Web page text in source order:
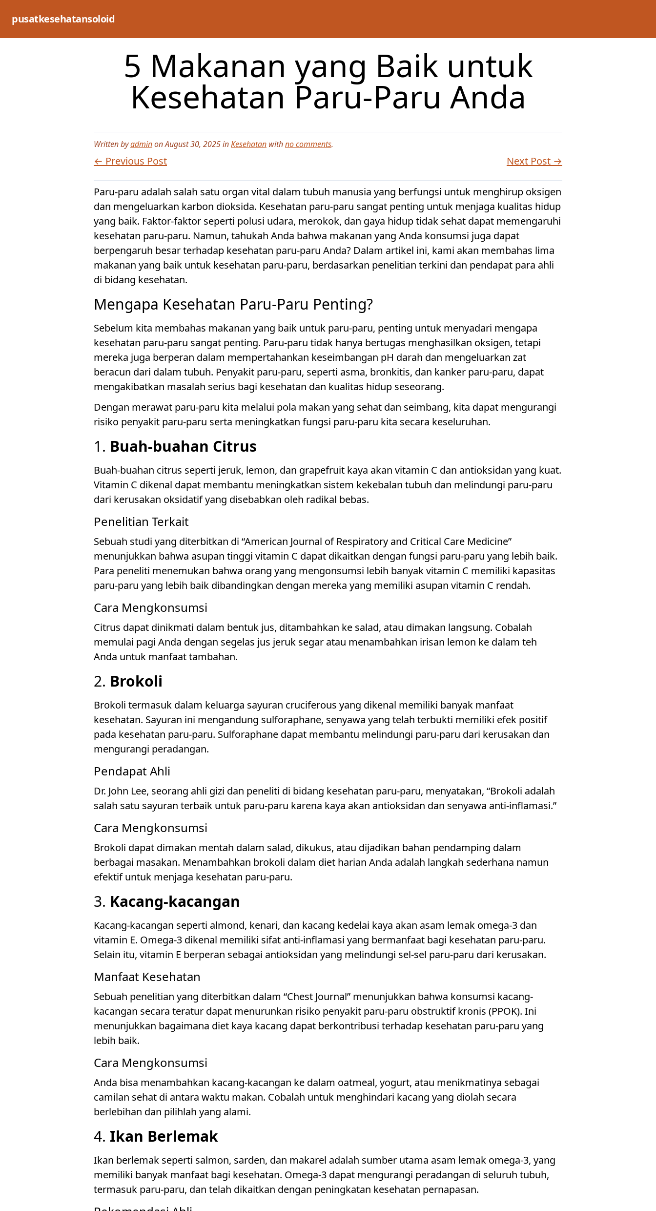
pusatkesehatansoloid
5 Makanan yang Baik untuk
Kesehatan Paru-Paru Anda
Written byadminon August 30, 2025 inKesehatan withno comments.
← Previous Post Next Post →
Paru-paru adalah salah satu organ vital dalam tubuh manusia yang berfungsi untuk menghirup oksigen
dan mengeluarkan karbon dioksida. Kesehatan paru-paru sangat penting untuk menjaga kualitas hidup
yang baik. Faktor-faktor seperti polusi udara, merokok, dan gaya hidup tidak sehat dapat memengaruhi
kesehatan paru-paru. Namun, tahukah Anda bahwa makanan yang Anda konsumsi juga dapat
berpengaruh besar terhadap kesehatan paru-paru Anda? Dalam artikel ini, kami akan membahas lima
makanan yang baik untuk kesehatan paru-paru, berdasarkan penelitian terkini dan pendapat para ahli
di bidang kesehatan.
Mengapa Kesehatan Paru-Paru Penting?
Sebelum kita membahas makanan yang baik untuk paru-paru, penting untuk menyadari mengapa
kesehatan paru-paru sangat penting. Paru-paru tidak hanya bertugas menghasilkan oksigen, tetapi
mereka juga berperan dalam mempertahankan keseimbangan pH darah dan mengeluarkan zat
beracun dari dalam tubuh. Penyakit paru-paru, seperti asma, bronkitis, dan kanker paru-paru, dapat
mengakibatkan masalah serius bagi kesehatan dan kualitas hidup seseorang.
Dengan merawat paru-paru kita melalui pola makan yang sehat dan seimbang, kita dapat mengurangi
risiko penyakit paru-paru serta meningkatkan fungsi paru-paru kita secara keseluruhan.
1. Buah-buahan Citrus
Buah-buahan citrus seperti jeruk, lemon, dan grapefruit kaya akan vitamin C dan antioksidan yang kuat.
Vitamin C dikenal dapat membantu meningkatkan sistem kekebalan tubuh dan melindungi paru-paru
dari kerusakan oksidatif yang disebabkan oleh radikal bebas.
Penelitian Terkait
Sebuah studi yang diterbitkan di “American Journal of Respiratory and Critical Care Medicine”
menunjukkan bahwa asupan tinggi vitamin C dapat dikaitkan dengan fungsi paru-paru yang lebih baik.
Para peneliti menemukan bahwa orang yang mengonsumsi lebih banyak vitamin C memiliki kapasitas
paru-paru yang lebih baik dibandingkan dengan mereka yang memiliki asupan vitamin C rendah.
Cara Mengkonsumsi
Citrus dapat dinikmati dalam bentuk jus, ditambahkan ke salad, atau dimakan langsung. Cobalah
memulai pagi Anda dengan segelas jus jeruk segar atau menambahkan irisan lemon ke dalam teh
Anda untuk manfaat tambahan.
2. Brokoli
Brokoli termasuk dalam keluarga sayuran cruciferous yang dikenal memiliki banyak manfaat
kesehatan. Sayuran ini mengandung sulforaphane, senyawa yang telah terbukti memiliki efek positif
pada kesehatan paru-paru. Sulforaphane dapat membantu melindungi paru-paru dari kerusakan dan
mengurangi peradangan.
Pendapat Ahli
Dr. John Lee, seorang ahli gizi dan peneliti di bidang kesehatan paru-paru, menyatakan, “Brokoli adalah
salah satu sayuran terbaik untuk paru-paru karena kaya akan antioksidan dan senyawa anti-inflamasi.”
Cara Mengkonsumsi
Brokoli dapat dimakan mentah dalam salad, dikukus, atau dijadikan bahan pendamping dalam
berbagai masakan. Menambahkan brokoli dalam diet harian Anda adalah langkah sederhana namun
efektif untuk menjaga kesehatan paru-paru.
3. Kacang-kacangan
Kacang-kacangan seperti almond, kenari, dan kacang kedelai kaya akan asam lemak omega-3 dan
vitamin E. Omega-3 dikenal memiliki sifat anti-inflamasi yang bermanfaat bagi kesehatan paru-paru.
Selain itu, vitamin E berperan sebagai antioksidan yang melindungi sel-sel paru-paru dari kerusakan.
Manfaat Kesehatan
Sebuah penelitian yang diterbitkan dalam “Chest Journal” menunjukkan bahwa konsumsi kacang-
kacangan secara teratur dapat menurunkan risiko penyakit paru-paru obstruktif kronis (PPOK). Ini
menunjukkan bagaimana diet kaya kacang dapat berkontribusi terhadap kesehatan paru-paru yang
lebih baik.
Cara Mengkonsumsi
Anda bisa menambahkan kacang-kacangan ke dalam oatmeal, yogurt, atau menikmatinya sebagai
camilan sehat di antara waktu makan. Cobalah untuk menghindari kacang yang diolah secara
berlebihan dan pilihlah yang alami.
4. Ikan Berlemak
Ikan berlemak seperti salmon, sarden, dan makarel adalah sumber utama asam lemak omega-3, yang
memiliki banyak manfaat bagi kesehatan. Omega-3 dapat mengurangi peradangan di seluruh tubuh,
termasuk paru-paru, dan telah dikaitkan dengan peningkatan kesehatan pernapasan.